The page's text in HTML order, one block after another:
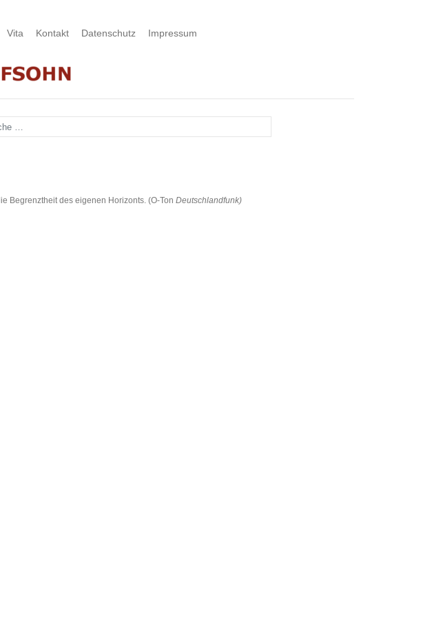
Vita Kontakt Datenschutz Impressum
Begrenztheit des eigenen Horizonts. (O-Ton Deutschlandfunk)